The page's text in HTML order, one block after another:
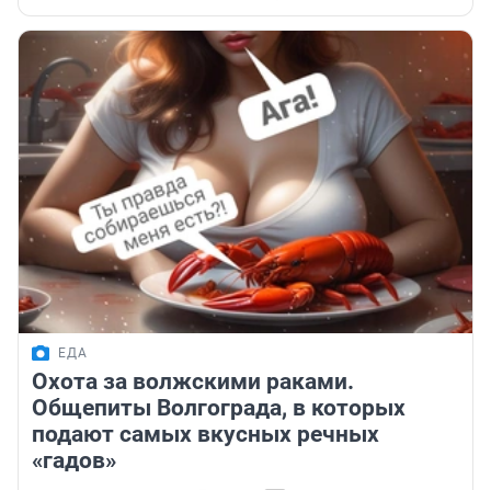
ЕДА
Охота за волжскими раками.
Общепиты Волгограда, в которых
подают самых вкусных речных
«гадов»